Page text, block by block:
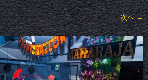
次へ →